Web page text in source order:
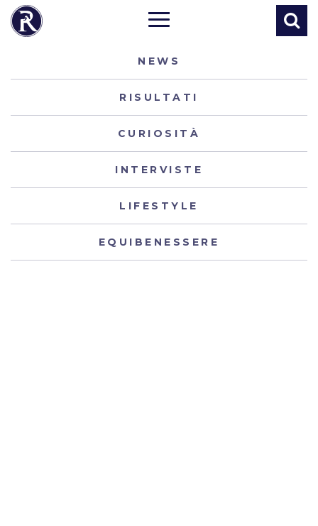
NEWS
RISULTATI
CURIOSITÀ
INTERVISTE
LIFESTYLE
EQUIBENESSERE